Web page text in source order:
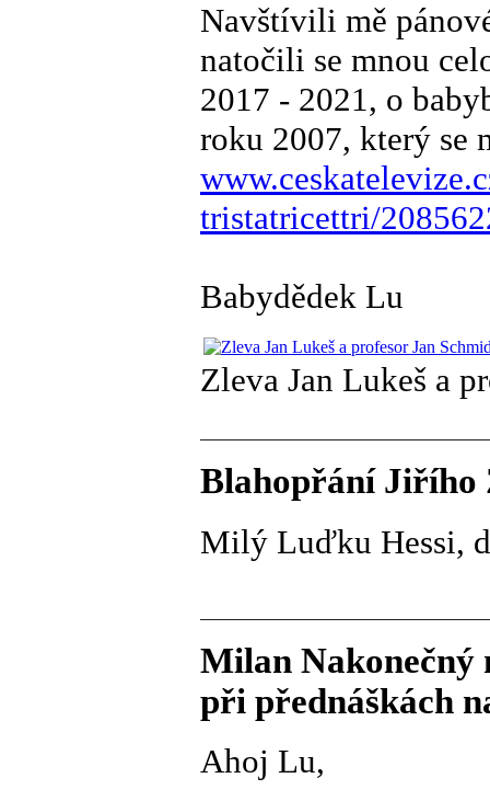
Navštívili mě
natočili se mnou
2017 - 2021, o
roku 2007, který se
tristatricettri/
Babydědek Lu
Zleva Jan Lukeš a
Blahopřání Jiřího
Milý Luďku Hessi,
Milan Nakonečný
při přednáškách
Ahoj Lu,